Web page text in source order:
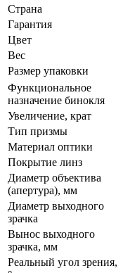
Страна
Гарантия
Цвет
Вес
Размер упаковки
Функциональное
назначение бинокля
Увеличение, крат
Тип призмы
Материал оптики
Покрытие линз
Диаметр объектива
(апертура), мм
Диаметр выходного
зрачка
Вынос выходного
зрачка, мм
Реальный угол зрения,